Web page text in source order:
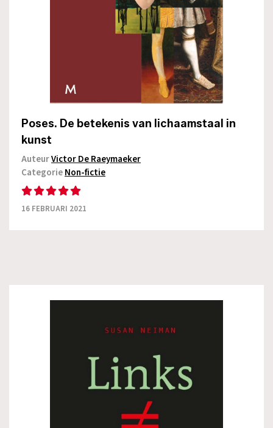
Poses. De betekenis van lichaamstaal in
kunst
AuteurVictor De Raeymaeker
CategorieNon-fictie
16 FEBRUARI 2021